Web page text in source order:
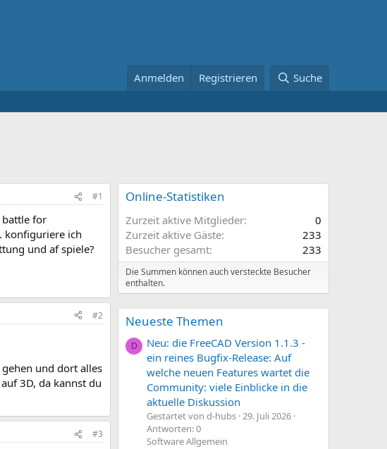
Anmelden Registrieren Suche
#1
battle for
konfiguriere ich
und af spiele?
#2
und dort alles
3D, da kannst du
#3
Online-Statistiken
Zurzeit aktive Mitglieder
0
Zurzeit aktive Gäste
233
Besucher gesamt
233
Die Summen können auch versteckte Besucher
enthalten.
Neueste Themen
D
Neu: die FreeCAD Version 1.1.3 -
ein reines Bugfix-Release: Auf
welche neuen Features wartet die
Community: viele Einblicke in die
aktuelle Diskussion
Gestartet von d-hubs 29. Juli 2026
Antworten: 0
Software Allgemein